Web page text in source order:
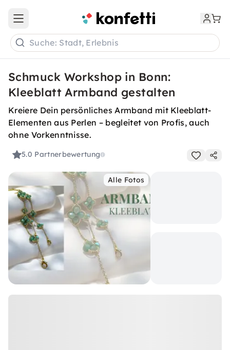
Open main menu
Suche: Stadt, Erlebnis
Schmuck Workshop in Bonn:
Kleeblatt Armband gestalten
Kreiere Dein persönliches Armband mit Kleeblatt-
Elementen aus Perlen – begleitet von Profis, auch
ohne Vorkenntnisse.
5.0 Partnerbewertung
Alle Fotos